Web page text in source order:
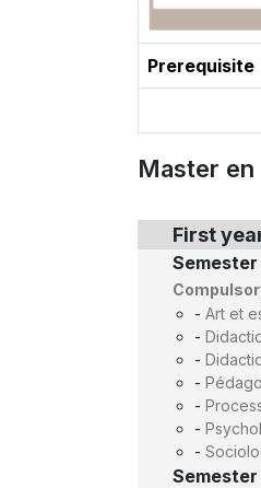
Prerequisite
Master
First
Semester
- Art et
-
-
-
-
-
-
Semester